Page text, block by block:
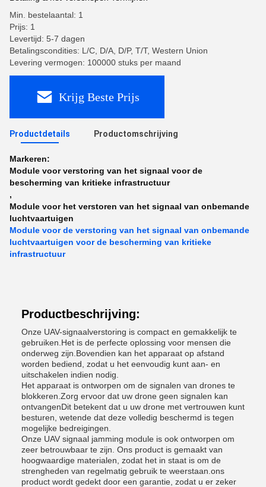
Min. bestelaantal: 1
Prijs: 1
Levertijd: 5-7 dagen
Betalingscondities: L/C, D/A, D/P, T/T, Western Union
Levering vermogen: 100000 stuks per maand
Krijg Beste Prijs
Productdetails Productomschrijving
Markeren:
Module voor verstoring van het signaal voor de
bescherming van kritieke infrastructuur
,
Module voor het verstoren van het signaal van onbemande
luchtvaartuigen
Module voor de verstoring van het signaal van onbemande
luchtvaartuigen voor de bescherming van kritieke
infrastructuur
Productbeschrijving:
Onze UAV-signaalverstoring is compact en gemakkelijk te
gebruiken.Het is de perfecte oplossing voor mensen die
onderweg zijn.Bovendien kan het apparaat op afstand
worden bediend, zodat u het eenvoudig kunt aan- en
uitschakelen indien nodig.
Het apparaat is ontworpen om de signalen van drones te
blokkeren.Zorg ervoor dat uw drone geen signalen kan
ontvangenDit betekent dat u uw drone met vertrouwen kunt
besturen, wetende dat deze volledig beschermd is tegen
mogelijke bedreigingen.
Onze UAV signaal jamming module is ook ontworpen om
zeer betrouwbaar te zijn. Ons product is gemaakt van
hoogwaardige materialen, zodat het in staat is om de
strengheden van regelmatig gebruik te weerstaan.ons
product wordt gedekt door een garantie, zodat u er zeker